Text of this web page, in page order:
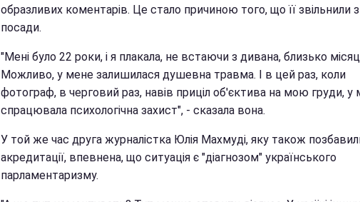
образливих коментарів. Це стало причиною того, що її звільнили з
посади.
"Мені було 22 роки, і я плакала, не встаючи з дивана, близько
Можливо, у мене залишилася душевна травма. І в цей раз, коли
фотограф, в черговий раз, навів приціл об'єктива на мою груди, у
спрацювала психологічна захист", - сказала вона.
У той же час друга журналістка Юлія Махмуді, яку також
акредитації, впевнена, що ситуація є "діагнозом" українського
парламентаризму.